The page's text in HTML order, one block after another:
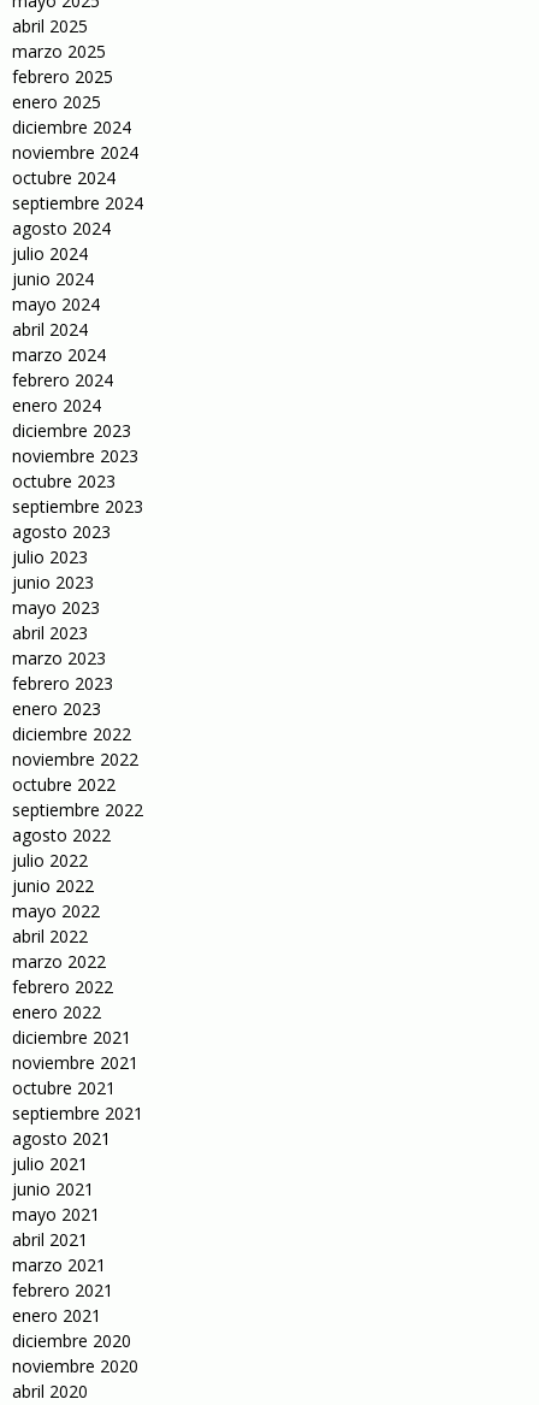
abril 2025
marzo 2025
febrero 2025
enero 2025
diciembre 2024
noviembre 2024
octubre 2024
septiembre 2024
agosto 2024
julio 2024
junio 2024
mayo 2024
abril 2024
marzo 2024
febrero 2024
enero 2024
diciembre 2023
noviembre 2023
octubre 2023
septiembre 2023
agosto 2023
julio 2023
junio 2023
mayo 2023
abril 2023
marzo 2023
febrero 2023
enero 2023
diciembre 2022
noviembre 2022
octubre 2022
septiembre 2022
agosto 2022
julio 2022
junio 2022
mayo 2022
abril 2022
marzo 2022
febrero 2022
enero 2022
diciembre 2021
noviembre 2021
octubre 2021
septiembre 2021
agosto 2021
julio 2021
junio 2021
mayo 2021
abril 2021
marzo 2021
febrero 2021
enero 2021
diciembre 2020
noviembre 2020
abril 2020